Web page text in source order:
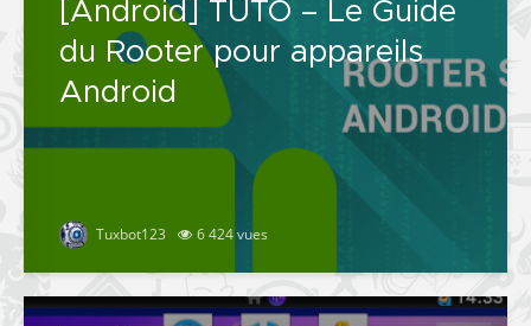
[Android] TUTO – Le Guide
du Rooter pour appareils
Android
Tuxbot123 6 424 vues